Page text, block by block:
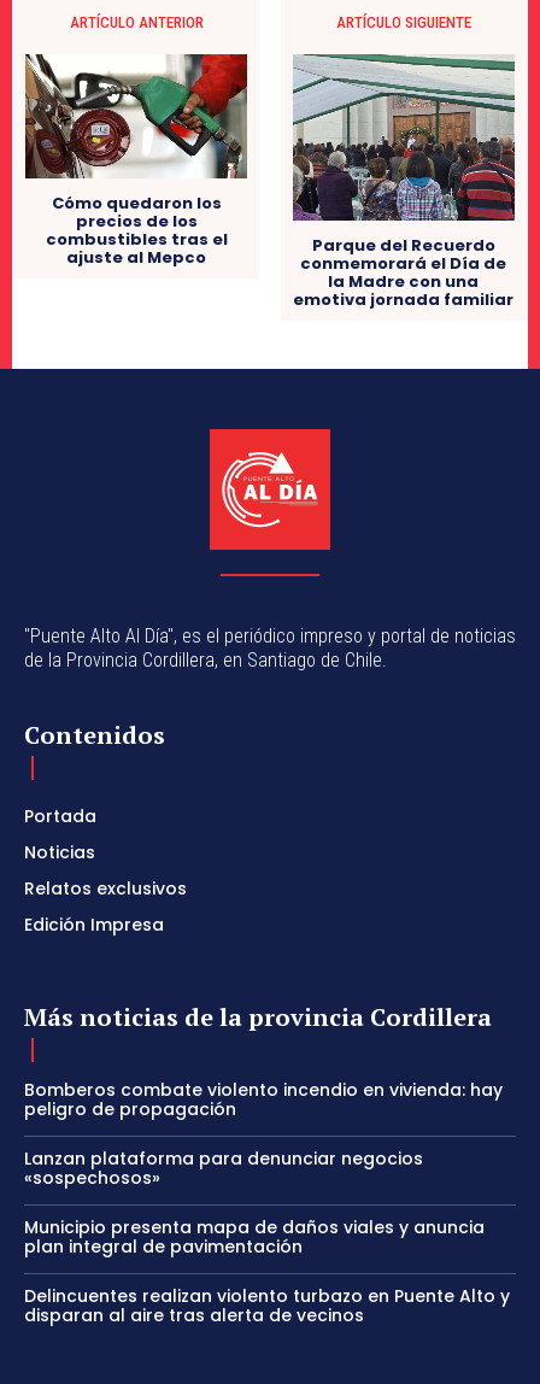
ARTÍCULO ANTERIOR
Cómo quedaron los
precios de los
combustibles tras el
ajuste al Mepco
ARTÍCULO SIGUIENTE
Parque del Recuerdo
conmemorará el Día de
la Madre con una
emotiva jornada familiar
"Puente Alto Al Día", es el periódico impreso y portal de noticias
de la Provincia Cordillera, en Santiago de Chile.
Contenidos
Portada
Noticias
Relatos exclusivos
Edición Impresa
Más noticias de la provincia Cordillera
Bomberos combate violento incendio en vivienda: hay
peligro de propagación
Lanzan plataforma para denunciar negocios
«sospechosos»
Municipio presenta mapa de daños viales y anuncia
plan integral de pavimentación
Delincuentes realizan violento turbazo en Puente Alto y
disparan al aire tras alerta de vecinos